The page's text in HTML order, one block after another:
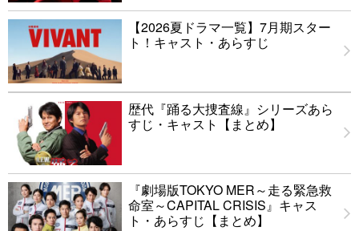
【2026夏ドラマ一覧】7月期スター
ト！キャスト・あらすじ
歴代『踊る大捜査線』シリーズあら
すじ・キャスト【まとめ】
『劇場版TOKYO MER～走る緊急救
命室～CAPITAL CRISIS』キャス
ト・あらすじ【まとめ】